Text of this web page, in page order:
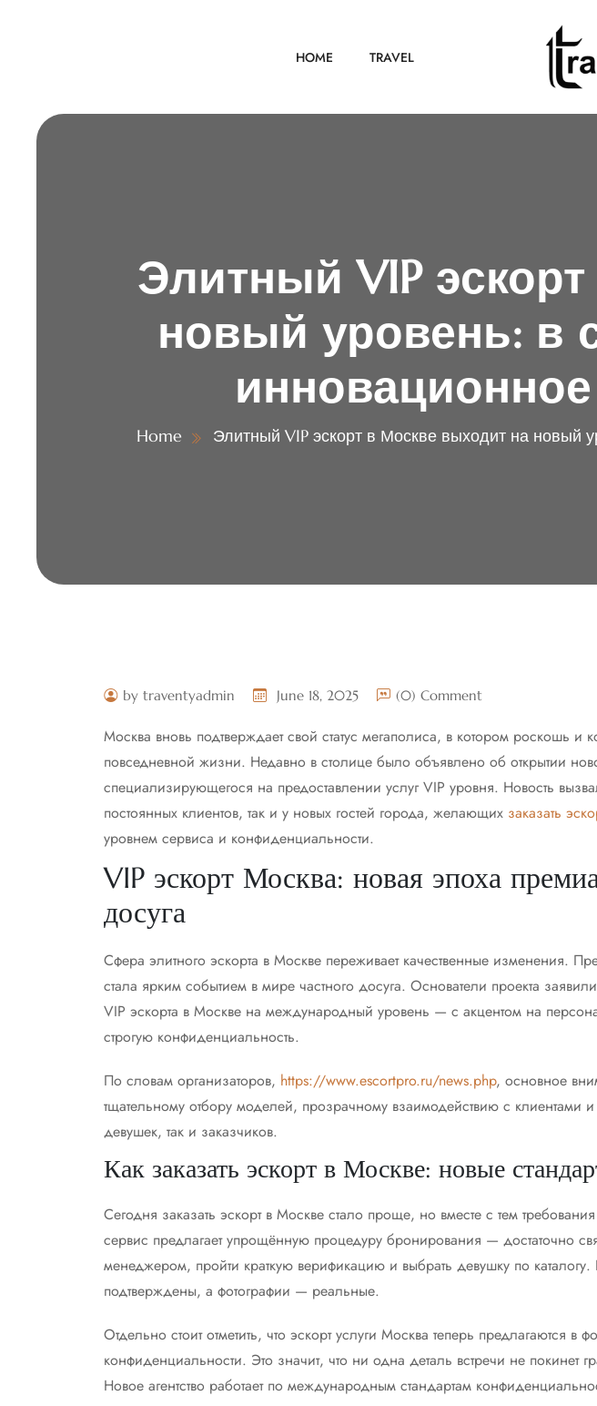
HOME TRAVEL
Элитный VIP
новый уровень: в
инновационное
Home Элитный VIP эскорт в Москве выходит на новый
by traventyadmin June 18, 2025 (0) Comment
Москва вновь подтверждает свой статус мегаполиса, в котором роскошь и
повседневной жизни. Недавно в столице было объявлено об открытии
специализирующегося на предоставлении услуг VIP уровня. Новость
постоянных клиентов, так и у новых гостей города, желающих заказать
уровнем сервиса и конфиденциальности.
VIP эскорт Москва: новая эпоха
досуга
Сфера элитного эскорта в Москве переживает качественные изменения.
стала ярким событием в мире частного досуга. Основатели проекта
VIP эскорта в Москве на международный уровень — с акцентом на
строгую конфиденциальность.
По словам организаторов, https://www.escortpro.ru/news.php, основное
тщательному отбору моделей, прозрачному взаимодействию с клиентами и
девушек, так и заказчиков.
Как заказать эскорт в Москве: новые
Сегодня заказать эскорт в Москве стало проще, но вместе с тем
сервис предлагает упрощённую процедуру бронирования — достаточно
менеджером, пройти краткую верификацию и выбрать девушку по
подтверждены, а фотографии — реальные.
Отдельно стоит отметить, что эскорт услуги Москва теперь предлагаются в
конфиденциальности. Это значит, что ни одна деталь встречи не покинет
Новое агентство работает по международным стандартам